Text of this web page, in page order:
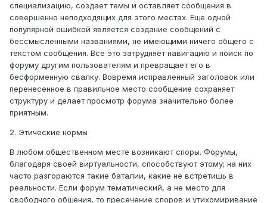
специализацию, создает темы и оставляет сообщения в
совершенно неподходящих для этого местах. Еще одной
популярной ошибкой является создание сообщений с
бессмысленными названиями, не имеющими ничего общего с
текстом сообщения. Все это затрудняет навигацию и поиск по
форуму другим пользователям и превращает его в
бесформенную свалку. Вовремя исправленный заголовок или
перенесенное в правильное место сообщение сохраняет
структуру и делает просмотр форума значительно более
приятным.
2. Этические нормы
В любом общественном месте возникают споры. Форумы,
благодаря своей виртуальности, способствуют этому; на них
часто разгораются такие баталии, какие не встретишь в
реальности. Если форум тематический, а не место для
свободного общения, то пресечение споров и утихомиривание